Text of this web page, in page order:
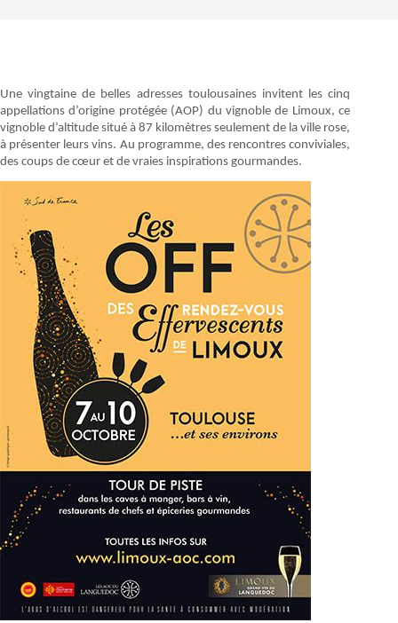
Une vingtaine de belles adresses toulousaines invitent les cinq
appellations d’origine protégée (AOP) du vignoble de Limoux, ce
vignoble d’altitude situé à 87 kilomètres seulement de la ville rose,
à présenter leurs vins. Au programme, des rencontres conviviales,
des coups de cœur et de vraies inspirations gourmandes.